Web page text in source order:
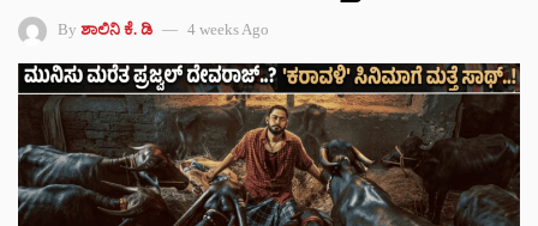
By ಶಾಲಿನಿ ಕೆ. ಡಿ 4 weeks Ago